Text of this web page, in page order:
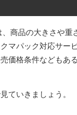
商品の大きさや
マパック対応サー
価格条件などもあ
ていきましょう。